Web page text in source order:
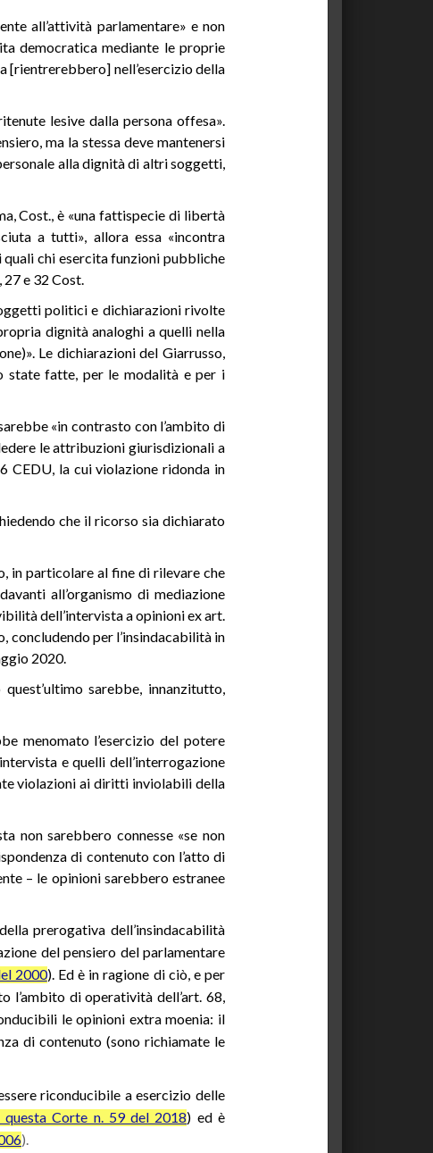
all’attività parlamentare» e non
democratica mediante le proprie
[rientrerebbero] nell’esercizio della
lesive dalla persona offesa».
ma la stessa deve mantenersi
alla dignità di altri soggetti,
Cost., è «una fattispecie di libertà
a tutti», allora essa «incontra
quali chi esercita funzioni pubbliche
e 32 Cost.
politici e dichiarazioni rivolte
dignità analoghi a quelli nella
Le dichiarazioni del Giarrusso,
state fatte, per le modalità e per i
«in contrasto con l’ambito di
le attribuzioni giurisdizionali a
CEDU, la cui violazione ridonda in
che il ricorso sia dichiarato
in particolare al fine di rilevare che
all’organismo di mediazione
dell’intervista a opinioni ex art.
concludendo per l’insindacabilità in
2020.
sarebbe, innanzitutto,
menomato l’esercizio del potere
e quelli dell’interrogazione
violazioni ai diritti inviolabili della
non sarebbero connesse «se non
di contenuto con l’atto di
– le opinioni sarebbero estranee
prerogativa dell’insindacabilità
del pensiero del parlamentare
2000). Ed è in ragione di ciò, e per
l’ambito di operatività dell’art. 68,
le opinioni extra moenia: il
di contenuto (sono richiamate le
riconducibile a esercizio delle
questa Corte n. 59 del 2018) ed è
).